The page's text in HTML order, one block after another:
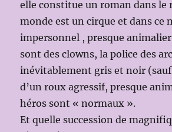
elle constitue un roman dans le
monde est un cirque et dans ce
impersonnel , presque
sont des clowns, la police des
inévitablement gris et noir (sauf
d’un roux agressif, presque
héros sont « normaux ».
Et quelle succession de